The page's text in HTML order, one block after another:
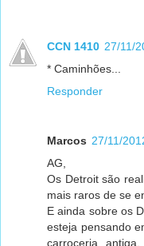
CCN 1410 27/11/
* Caminhões...
Responder
Marcos 27/11/
AG,
Os Detroit são
mais raros de se
E ainda sobre os
esteja pensando
carroceria